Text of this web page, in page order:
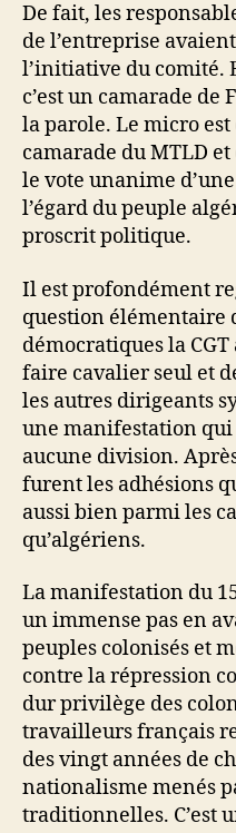
De fait, les
de l’entreprise
l’initiative du comité.
c’est un camarade
la parole. Le micro
camarade du MTLD
le vote unanime
l’égard du peuple
proscrit politique.
Il est profondément
question élémentaire
démocratiques la
faire cavalier seul et
les autres dirigeants
une manifestation
aucune division.
furent les adhésions
aussi bien parmi les
qu’algériens.
La manifestation du
un immense pas en
peuples colonisés et
contre la répression
dur privilège des
travailleurs français
des vingt années de
nationalisme menés
traditionnelles. C’est